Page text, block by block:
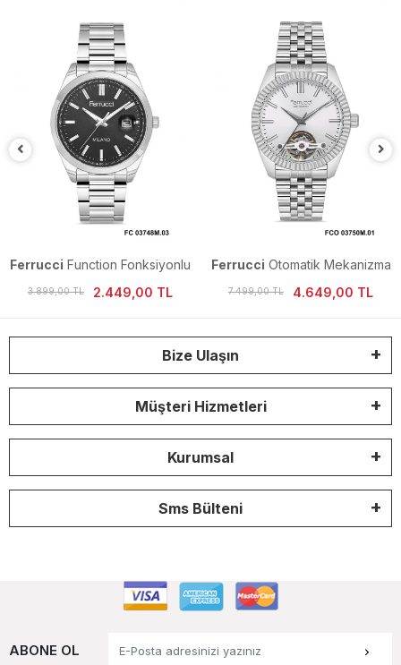
Ferrucci Function Fonksiyonlu
Erkek Kol Saati
3.899,00 TL 2.449,00 TL
Ferrucci Otomatik Mekanizma
Jübile Kordon Erkek Kol Saati
7.499,00 TL 4.649,00 TL
Bize Ulaşın
Müşteri Hizmetleri
Kurumsal
Sms Bülteni
ABONE OL